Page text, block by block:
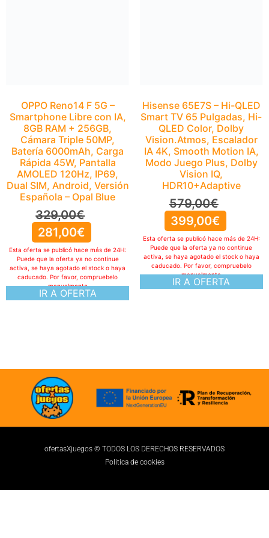
OPPO Reno14 F 5G –
Smartphone Libre con IA,
8GB RAM + 256GB,
Cámara Triple 50MP,
Batería 6000mAh, Carga
Rápida 45W, Pantalla
AMOLED 120Hz, IP69,
Dual SIM, Android, Versión
Española – Opal Blue
329,00€
281,00€
IR A OFERTA
Esta oferta se publicó hace más de 24H:
Puede que la oferta ya no continue
activa, se haya agotado el stock o haya
caducado. Por favor, compruebelo
manualmente
IR A OFERTA
Esta oferta se publicó hace más de 24H:
Puede que la oferta ya no continue
activa, se haya agotado el stock o haya
caducado. Por favor, compruebelo
manualmente
ofertasXjuegos © TODOS LOS DERECHOS RESERVADOS
Politica de cookies